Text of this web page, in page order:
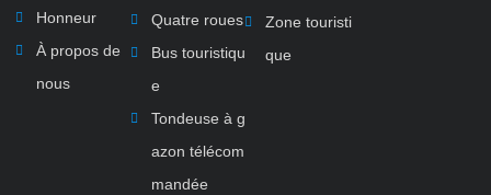
Honneur
À propos de
nous
Quatre roues
Bus touristiqu
e
Tondeuse à g
azon télécom
mandée
Zone touristi
que